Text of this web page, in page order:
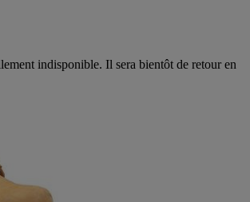
indisponible. Il sera bientôt de retour en